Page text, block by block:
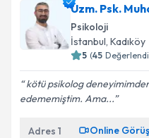
Uzm. Psk.
Psikoloji
İstanbul, Kadıköy
5 (45
kötü psikolog
edememiştim. Ama...
Adres 1 Online